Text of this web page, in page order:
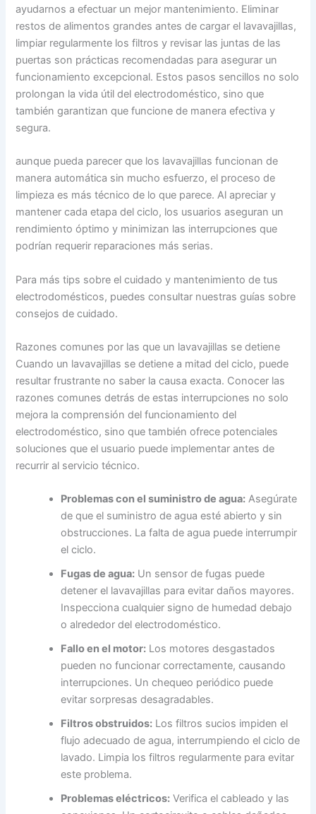
ayudarnos a efectuar un mejor mantenimiento. Eliminar
restos de alimentos grandes antes de cargar el lavavajillas,
limpiar regularmente los filtros y revisar las juntas de las
puertas son prácticas recomendadas para asegurar un
funcionamiento excepcional. Estos pasos sencillos no solo
prolongan la vida útil del electrodoméstico, sino que
también garantizan que funcione de manera efectiva y
segura.
aunque pueda parecer que los lavavajillas funcionan de
manera automática sin mucho esfuerzo, el proceso de
limpieza es más técnico de lo que parece. Al apreciar y
mantener cada etapa del ciclo, los usuarios aseguran un
rendimiento óptimo y minimizan las interrupciones que
podrían requerir reparaciones más serias.
Para más tips sobre el cuidado y mantenimiento de tus
electrodomésticos, puedes consultar nuestras guías sobre
consejos de cuidado.
Razones comunes por las que un lavavajillas se detiene
Cuando un lavavajillas se detiene a mitad del ciclo, puede
resultar frustrante no saber la causa exacta. Conocer las
razones comunes detrás de estas interrupciones no solo
mejora la comprensión del funcionamiento del
electrodoméstico, sino que también ofrece potenciales
soluciones que el usuario puede implementar antes de
recurrir al servicio técnico.
Problemas con el suministro de agua: Asegúrate
de que el suministro de agua esté abierto y sin
obstrucciones. La falta de agua puede interrumpir
el ciclo.
Fugas de agua: Un sensor de fugas puede
detener el lavavajillas para evitar daños mayores.
Inspecciona cualquier signo de humedad debajo
o alrededor del electrodoméstico.
Fallo en el motor: Los motores desgastados
pueden no funcionar correctamente, causando
interrupciones. Un chequeo periódico puede
evitar sorpresas desagradables.
Filtros obstruidos: Los filtros sucios impiden el
flujo adecuado de agua, interrumpiendo el ciclo de
lavado. Limpia los filtros regularmente para evitar
este problema.
Problemas eléctricos: Verifica el cableado y las